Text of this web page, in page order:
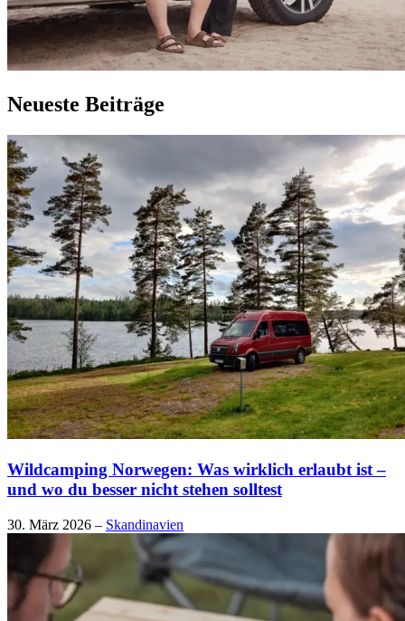
Neueste Beiträge
Wildcamping Norwegen: Was wirklich erlaubt ist –
und wo du besser nicht stehen solltest
30. März 2026 – Skandinavien